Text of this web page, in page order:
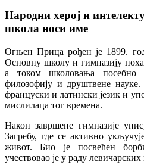
Народни херој и
школа носи име
Огњен Прица рођен је 1899.
Основну школу и гимназију
а током школовања посебно
филозофију и друштвене
француски и латински језик и
мислилаца тог времена.
Након завршене гимназије
Загребу, где се активно
живот. Био је посвећен
учествовао је у раду